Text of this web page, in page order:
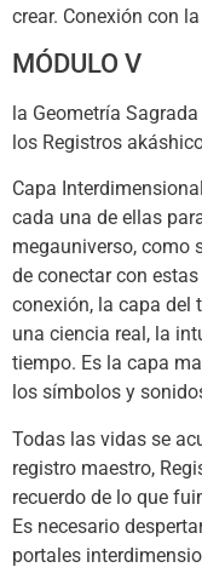
crear. Conexión con
MÓDULO V
la Geometría
los Registros
Capa
cada una de ellas
megauniverso, como
de conectar con
conexión, la capa del
una ciencia real, la
tiempo. Es la capa
los símbolos y
Todas las vidas se
registro maestro,
recuerdo de lo que
Es necesario
portales